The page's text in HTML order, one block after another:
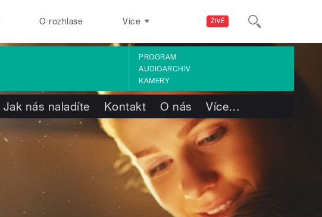
ŽIVĚ
O rozhlase Více
PROGRAM
AUDIOARCHIV
KAMERY
Jak nás naladíte Kontakt O nás Více…